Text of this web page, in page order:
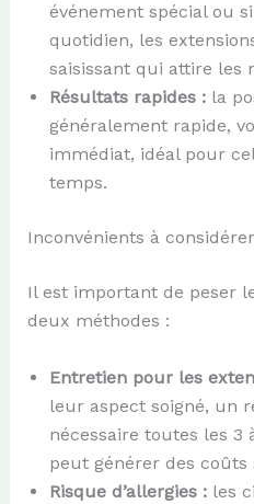
événement spécial ou
quotidien, les
saisissant qui attire les
Résultats rapides :la
généralement rapide,
immédiat, idéal pour
temps.
Inconvénients à
Il est important de peser
deux méthodes :
Entretien pour les
leur aspect soigné, un
nécessaire toutes les 3
peut générer des
Risque d’allergies :les